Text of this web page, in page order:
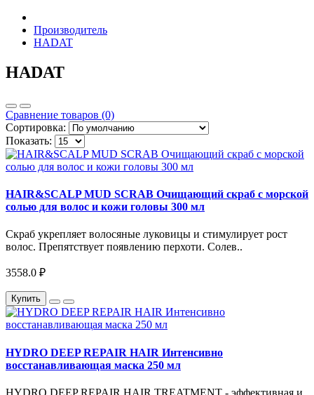
Производитель
HADAT
HADAT
Сравнение товаров (0)
Сортировка:
Показать:
HAIR&SCALP MUD SCRAB Очищающий скраб с морской
солью для волос и кожи головы 300 мл
Скраб укрепляет волосяные луковицы и стимулирует рост
волос. Препятствует появлению перхоти. Солев..
3558.0 ₽
Купить
HYDRO DEEP REPAIR HAIR Интенсивно
восстанавливающая маска 250 мл
HYDRO DEEP REPAIR HAIR TREATMENT - эффективная и